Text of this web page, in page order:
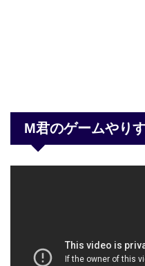
M君のゲームやり